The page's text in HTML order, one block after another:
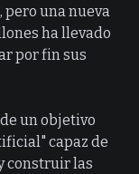
pero una nueva
ha llevado
por fin sus
un objetivo
capaz de
construir las